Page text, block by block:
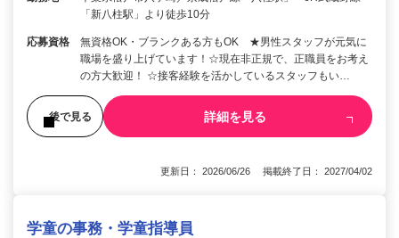
「新八柱駅」より徒歩10分
応募資格
無資格OK・ブランクある方もOK ★男性スタッフが元気に
職場を盛り上げています！☆現在非正規で、正職員をお考え
の方大歓迎！ ☆接客経験を活かしているスタッフもい…
後で見る 詳細を見る
更新日： 2026/06/26 掲載終了日： 2027/04/02
学童の事務・学童指導員